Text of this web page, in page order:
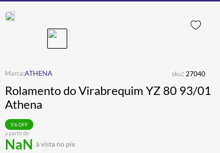
ATHENA sku: 27040
Rolamento do Virabrequim YZ 80 93/01
Athena
a partir de:
NaN à vista no pix
5% OFF
BOTA
4º ÓCULOS SOLAR
5º LUVA
6º ALPINESTAR
7º
8 º CALÇA